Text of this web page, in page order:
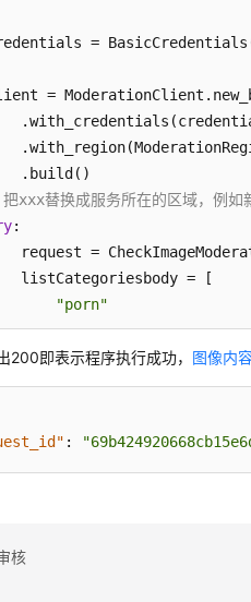
=
=
.build()
xxx替换成服务所在的区域，例
:
request =
listCategoriesbody = [
"porn"
]
request.body =
url=
"http://
event_type=
print
200即表示程序执行成功， 图像内
:
核